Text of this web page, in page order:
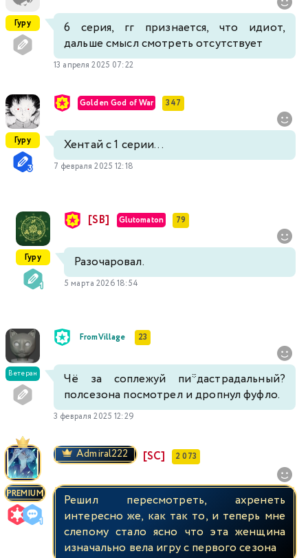
Гуру
6 серия, гг признается, что идиот,
дальше смысл смотреть отсутствует
13 апреля 2025 07:22
Гуру
Golden God of War 347
Хентай с 1 серии...
7 февраля 2025 12:18
Гуру
[SB] Glutomaton 79
Разочаровал.
5 марта 2026 18:54
Ветеран
FromVillage 23
Чё за соплежуй пи*дастрадальный?
полсезона посмотрел и дропнул фуфло.
3 февраля 2025 12:29
PREMIUM
Admiral222 [SC] 2 073
Решил пересмотреть, ахренеть
интересно же, как так то, и теперь мне
слепому стало ясно что эта женщина
изначально вела игру с первого сезона